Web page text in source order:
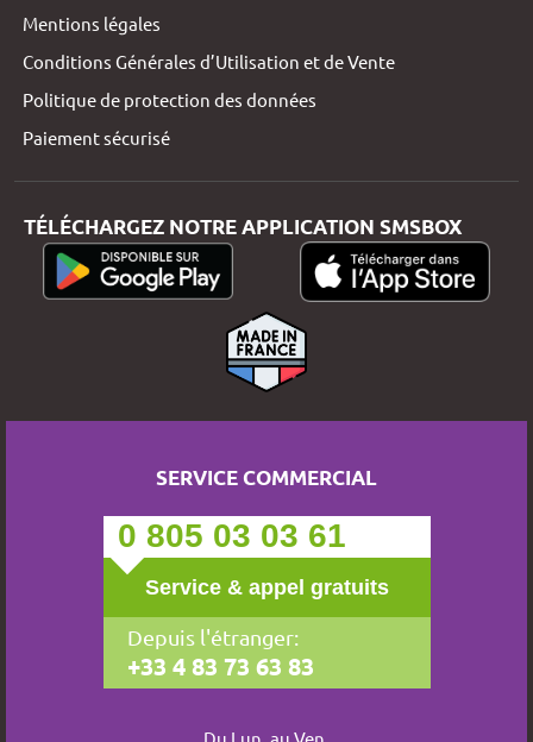
Mentions légales
Conditions Générales d’Utilisation et de Vente
Politique de protection des données
Paiement sécurisé
TÉLÉCHARGEZ NOTRE APPLICATION SMSBOX
SERVICE COMMERCIAL
0 805 03 03 61
Service & appel gratuits
Depuis l'étranger:
+33 4 83 73 63 83
Du Lun. au Ven.